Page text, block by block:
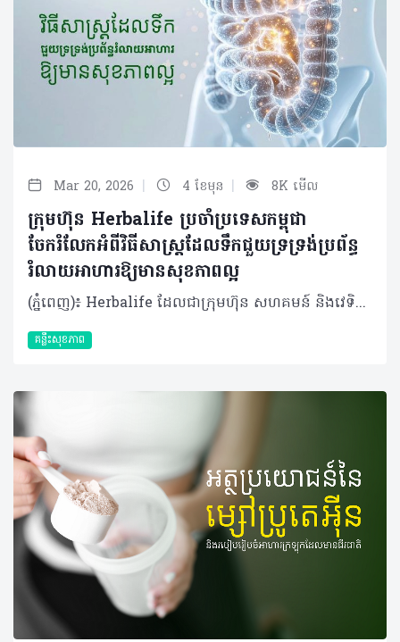
Mar 20, 2026 | 4 ខែមុន | 8K មើល
ក្រុមហ៊ុន Herbalife ប្រចាំប្រទេសកម្ពុជា
ចែករំលែកអំពីវិធីសាស្រ្តដែលទឹកជួយទ្រទ្រង់ប្រព័ន្ធ
រំលាយអាហារឱ្យមានសុខភាពល្អ
(ភ្នំពេញ)៖ Herbalife ដែលជាក្រុមហ៊ុន សហគមន៍ និងវេទិកាភ្ជាប់ទំនាក់ទំនង លំដាប់ថ្នាក់ពិភពលោក ផ្នែកសុខភាព និងសុខុមាលភាពបានចែករំលែកអំពី របៀបដែលទឹកជួយទ្រទ្រង់ប្រព័ន្ធរំលាយអាហារឱ្យមានសុខភាពល្អ។ ទឹកគឺជាកត្តាចម្បងបំផុតដែលជួយឱ្យប្រព័ន្ធរំលាយអាហារដំណើរការបានរលូន តាំងពីចំណុចចាប់ផ្ដើមរហូតដល់បញ្ចប់។ បច្ចុប្បន្ន ការយកចិត្តទុកដាក់លើសុខភាពប្រព័ន្ធរំលាយអាហារមានការកើនឡើងយ៉ាងខ្លាំង ដោយសារការរកឃើញថ្មីៗអំពី "មីក្រូជីវចម្រុះក្នុងពោះវៀន" (Gut Microbiome)។ វាគឺជាបណ្តុំបាក់តេរីដែលរស់នៅក្នុងបំពង់រំលាយអាហារ ហើយមានឥទ្ធិពលយ៉ាងខ្លាំងដល់ប្រព័ន្ធសុខភាពទូទៅនៃរាងកាយទាំងមូល។ អ្នកប្រហែលជាបានដឹងខ្លះស្រាប់មកហើយថា ដើម្បីរក្សាប្រព័ន្ធរំលាយអាហាររបស់អ្នកឱ្យមានសុខភាពល្អ ការទទួលទានប្រូបាយអូទិក (probiotics - បាក់តេរី "ល្អ") ក៏ដូចជា ព្រីបីយូទិក (prebiotics - "អាហារ" សម្រាប់ប្រូបាយអូទិក) និងជាតិសរសៃឱ្យបានគ្រប់គ្រាន់ គឺជារឿងសំខាន់ដែលអ្នកមិនគួរមើលរំលង។ ប៉ុន្តែមានរឿងមួយដែលសាមញ្ញនិងរឹតតែសំខាន់នោះគឺ៖ ទឹក។ ទឹកមានវត្តមាននៅក្នុងគ្រប់ជំហាននៃដំណើរការរំលាយអាហារ ហេតុដូច្នោះហើយទើបការរក្សាជាតិទឹកឱ្យបានគ្រប់គ្រាន់មានសារៈសំខាន់ខ្លាំងចំពោះសុខភាពរបស់អ្នក។ តើទឹកជួយដល់ការរំលាយអាហារយ៉ាងដូចម្តេច? ចាប់ផ្តើមតាំងពីចំណុចដំបូងបំផុតនៃដំណើរការរំលាយអាហារ ទឹកគឺជាសមាសធាតុសំខាន់នៃទឹកមាត់។ ទឹកមាត់មានមុខងារជាច្រើនដូចជា៖ • វាជួយធ្វើឱ្យអាហារមានសំណើម ដែលបង្កភាពងាយស្រួលក្នុងការទំពា និងលេបចូល • ទឹកមាត់ក៏មានផ្ទុកអង់ស៊ីម ដែលវាដើរតួជាអ្នកបំបែកសារធាតុអាហារដូចជា ជាតិខ្លាញ់ និងកាបូអ៊ីដ្រាត តាំងពីដំបូងបំផុតមុនក្រពះទៅទៀត នៅពេលអាហារឆ្លងកាត់ចូលទៅក្នុងក្រពះ ទឹកក្រពះត្រូវបានបញ្ចេញមក។ទឹកទាំងនោះក៏មានផ្ទុកនូវអង់ស៊ីម ដែលនឹងចាប់ផ្តើម​បំបែកប្រូតេអ៊ីន និងកាបូអ៊ីដ្រាតនៅក្នុងអាហារដែលអ្នកញ៉ាំឱ្យទៅជាផ្នែកតូចៗ ទើបបញ្ជូនទៅកាន់ពោះវៀនតូច ដែលជាកន្លែងកើតមានការរំលាយអាហារភាគច្រើន។ ក្នុងដំណាក់កាលនេះ ទឹកក៏ត្រូវការជាចាំបាច់ផងដែរ ដើម្បីផលិតទឹករំអិលដែលស្រោបផ្នែកខាងក្នុងនៃក្រពះរបស់អ្នក ដែលជួយការពារពីអាស៊ីតក្រពះ។ គួរឱ្យកត់សម្គាល់ផងដែរថា វាមិនមែនជាការពិតនោះទេនូវការលើកឡើងមួយថា ការផឹកទឹកជាមួយអាហារនឹងធ្វើឱ្យទឹកក្រពះរាវខ្លាំង រហូតដល់វាមិនអាចធ្វើការងារបាន។​ តែផ្ទុយទៅវិញ ការមានជាតិទឹកគ្រប់គ្រាន់នឹងជួយជម្រុញដំណើរការនេះឱ្យកាន់តែល្អទៅវិញទេ។ របៀបដែលទឹកទ្រទ្រង់សុខភាពពោះវៀន នៅពេលអាហារផ្លាស់ទីតាមពោះវៀនតូច មានសកម្មភាពរំលាយអាហារជាច្រើនដែលទឹកជួយសម្របសម្រួល៖ • សារធាតុរាវ (ដែលបញ្ចេញពីក្នុងខ្លួន) កាន់តែច្រើន ត្រូវបានបញ្ចេញទៅក្នុងពោះវៀនតូច ពីស្រទាប់ផ្ទៃខាងក្នុងនៃពោះវៀនផ្ទាល់ ក៏ដូចជាពីលំពែង និងថ្លើមផងដែរ។ • អង់ស៊ីមធ្វើការដើម្បីពន្លឿនដំណើរការ និងជួយរៀបចំសម្របសម្រួលការស្រូបយកនៅដំណាក់កាលចុងក្រោយនៃការរំលាយអាហារ៖ អាស៊ីតអាមីណូពីប្រូតេអ៊ីន អាស៊ីតខ្លាញ់ពីជាតិខ្លាញ់ និងម៉ូលេគុលស្ករនីមួយៗពីកាបូអ៊ីដ្រាត។ • ការស្រូបយកសារធាតុចិញ្ចឹមភាគច្រើនកើតឡើងនៅក្នុងពោះវៀនតូច ហើយបន្ទាប់មកសារធាតុចិញ្ចឹមដែលរំលាយរួច នឹងឆ្លងកាត់ទៅកាន់ចរន្តឈាមរបស់អ្នក។ នៅពេលដំណើរការរំលាយអាហារបន្តនៅក្នុងពោះវៀនធំ ទឹកក៏មានសារៈសំខាន់ខ្លាំងផងដែរ៖ • ជាតិសរសៃរលាយ (Soluble fibers) ដែលអ្នកទទួលទាន (មាននៅក្នុងអាហារដូចជា អូត សណ្តែក និងបាឡេ) វានឹងរលាយក្នុងទឹក ហើយប៉ោង និងរីកមាឌ ដែលវានឹងជួយរាងកាយស្រូបយកជាតិស្ករយឺតៗ និងបញ្ជុះកូឡេស្តេរ៉ុល។ • ជាតិសរសៃមិនរលាយ (Insoluble fiber) ដែលអ្នកទទួលទាន (មាននៅក្នុងអាហារដូចជា គ្រាប់ធញ្ញជាតិ និងបន្លែភាគច្រើន) គឺនឹងចាប់យក និងបឺតយកទឹក ដែលវាជួយជំរុញដល់ការបន្ទោបង់ឱ្យបានទៀងទាត់។ គួរបញ្ជាក់ផងដែរថា ផ្នែកខាងក្រោមនៃពោះវៀន ក៏ជាកន្លែងដែលរាងកាយរបស់អ្នកស្រូបយកជាតិរ៉ែភាគច្រើនដែលអ្នកទទួលទាន ហើយទឹកនៅទីនោះជាអ្នកជួយសម្រួលដល់ការស្រូបយកនូវសារធាតុរ៉ែទាំងអស់នោះ។ ជាការពិតណាស់ ប្រព័ន្ធរំលាយអាហារដែលមានសុខភាពល្អ គឺពឹងផ្អែកលើការមានជាតិសរសៃគ្រប់គ្រាន់។ បន្ថែមពីនេះ ការហាត់ប្រាណក៏មានសារៈសំខាន់ផងដែរ នៅពេលអ្នកធ្វើចលនាសាច់ដុំឆ្អឹងអំឡុងពេលហាត់ប្រាណ អ្នកក៏កំពុងជំរុញសាច់ដុំ រលោង (Smooth muscle) នៃបំពង់រំលាយក្នុងពេលតែមួយ ដែលវានឹងជួយជំរុញការបន្ទោបង់មានភាពទៀងទាត់។ បើទោះបីជាអ្វីដែលលើកឡើងមកនេះសំខាន់កម្រិតណាក៏ដោយ ក៏សូមកុំភ្លេចរឿងដ៏សាមញ្ញបំផុតមួយគឺទឹក ហើយអ្នកត្រូវប្រាកដថាអ្នកទទួលទានជាតិទឹកបានច្រើន និងទៀងទាត់ជារៀងរាល់ថ្ងៃ ដើម្បីរក្សាប្រព័ន្ធរំលាយអាហារទាំងស្រុងឱ្យដំណើរការបានរលូន។ អំពីក្រុមហ៊ុន Herbalife ក្រុមហ៊ុន Herbalife (NYSE: HLF) គឺជាក្រុមហ៊ុនសុខភាព និងសុខុមាលភាពឈានមុខគេ និងជាសហគមន៍ដែលកំពុងផ្លាស់ប្តូរជីវិតរបស់មនុស្សជាមួយនឹងផលិតផលអាហារូបត្ថម្ភដ៏អស្ចារ្យ និងជាឱកាសអាជីវកម្មសម្រាប់សមាជិកឯករាជ្យរបស់ខ្លួនចាប់តាំងពីឆ្នាំ 1980។ ក្រុមហ៊ុនផ្តល់ជូននូវផលិតផលដែលគាំទ្រដោយវិទ្យាសាស្រ្តដល់អ្នកប្រើប្រាស់នៅក្នុងទីផ្សារជាង 90។ តាមរយៈសមាជិកឯករាជ្យដែលផ្តល់ជូននូវការបណ្តុះបណ្តាលមួយទល់មួយ និងផ្តល់ការគាំទ្រសហគមន៍ដោយបំផុសគំនិតឱ្យអតិថិជនប្រកាន់ខ្ជាប់នូវរបៀបរស់នៅដែលមានភាពសកម្ម។
គន្លឹះសុខភាព